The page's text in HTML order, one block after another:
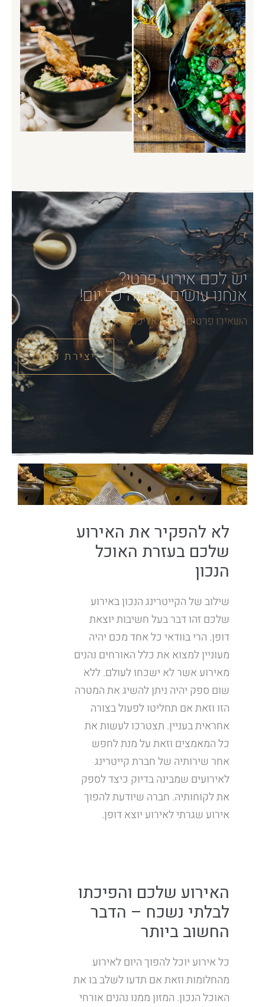
יש לכם אירוע פרטי?
אנחנו עושים את זה כל יום!
השאירו פרטים ונחזור אליכם בהקדם
יצירת קשר
לא להפקיר את האירוע
שלכם בעזרת האוכל
הנכון
שילוב של הקייטרינג הנכון באירוע
שלכם זהו דבר בעל חשיבות יוצאת
דופן. הרי בוודאי כל אחד מכם יהיה
מעוניין למצוא את כלל האורחים נהנים
מאירוע אשר לא ישכחו לעולם. ללא
שום ספק יהיה ניתן להשיג את המטרה
הזו וזאת אם תחליטו לפעול בצורה
אחראית בעניין. תצטרכו לעשות את
כל המאמצים וזאת על מנת לחפש
אחר שירותיה של חברת קייטרינג
לאירועים שמבינה בדיוק כיצד לספק
את לקוחותיה. חברה שיודעת להפוך
אירוע שגרתי לאירוע יוצא דופן.
האירוע שלכם והפיכתו
לבלתי נשכח – הדבר
החשוב ביותר
כל אירוע יוכל להפוך היום לאירוע
מהחלומות וזאת אם תדעו לשלב בו את
האוכל הנכון. המזון ממנו נהנים אורחי